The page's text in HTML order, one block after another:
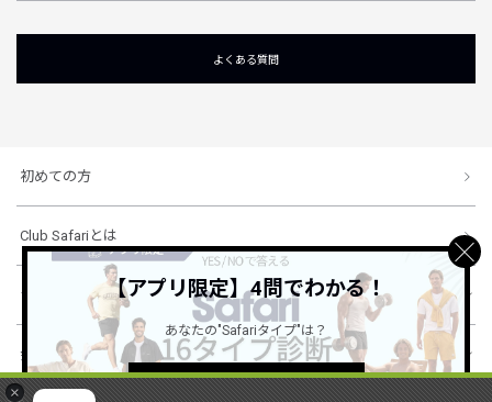
×
よくある質問
初めての方
Club Safariとは
ショッピングガイド
会社概要・規約
【アプリ限定】4問でわかる！
あなたの"Safariタイプ"は？
詳しくはこちら ＞